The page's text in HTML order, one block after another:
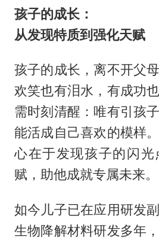
孩子的成长：
从发现特质到强化天赋
孩子的成长，离不开父
欢笑也有泪水，有成功
需时刻清醒：唯有引孩
能活成自己喜欢的模样
心在于发现孩子的闪光
赋，助他成就专属未来。
如今儿子已在应用研发
生物降解材料研发多年